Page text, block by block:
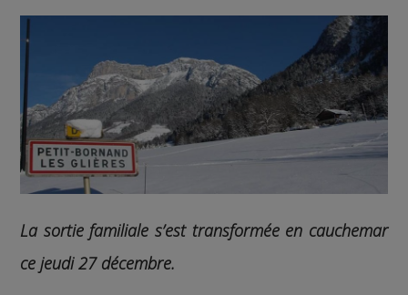
La sortie familiale s’est transformée en cauchemar
ce jeudi 27 décembre.